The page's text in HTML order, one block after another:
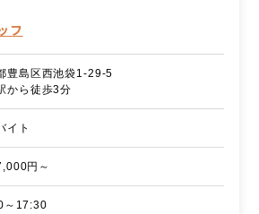
フ
豊島区西池袋1-29-5
から徒歩3分
イト
円～
～17:30